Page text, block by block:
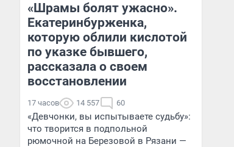
«Шрамы болят ужасно».
Екатеринбурженка,
которую облили кислотой
по указке бывшего,
рассказала о своем
восстановлении
17 часов 14 557 60
«Девчонки, вы испытываете судьбу»:
что творится в подпольной
рюмочной на Березовой в Рязани —